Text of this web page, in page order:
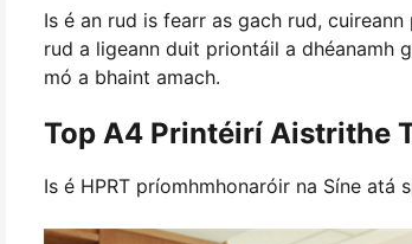
Is é an rud is fearr as gach rud,
rud a ligeann duit priontáil a dhéanamh
mó a bhaint amach.
Top A4 Printéirí Aistrithe
Is é HPRT príomhmhonaróir na Síne